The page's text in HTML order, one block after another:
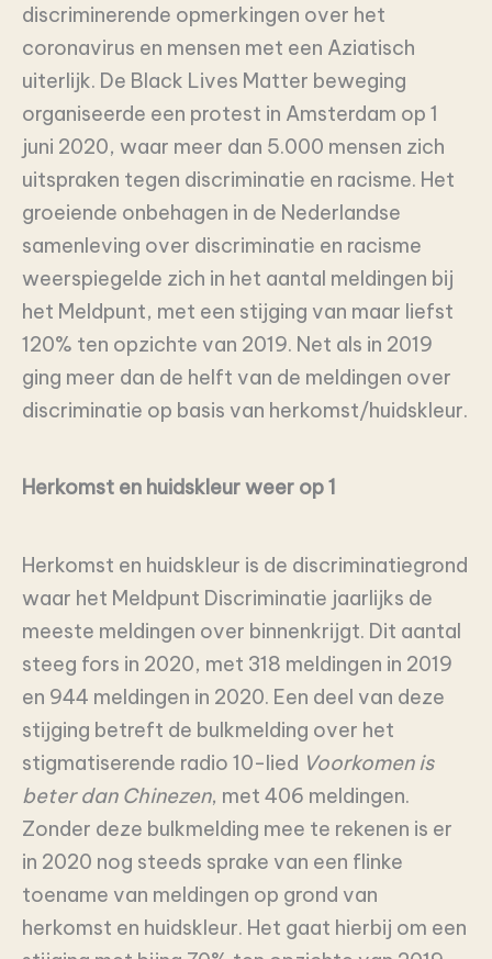
discriminerende opmerkingen over het
coronavirus en mensen met een Aziatisch
uiterlijk. De Black Lives Matter beweging
organiseerde een protest in Amsterdam op 1
juni 2020, waar meer dan 5.000 mensen zich
uitspraken tegen discriminatie en racisme. Het
groeiende onbehagen in de Nederlandse
samenleving over discriminatie en racisme
weerspiegelde zich in het aantal meldingen bij
het Meldpunt, met een stijging van maar liefst
120% ten opzichte van 2019. Net als in 2019
ging meer dan de helft van de meldingen over
discriminatie op basis van herkomst/huidskleur.
Herkomst en huidskleur weer op 1
Herkomst en huidskleur is de discriminatiegrond
waar het Meldpunt Discriminatie jaarlijks de
meeste meldingen over binnenkrijgt. Dit aantal
steeg fors in 2020, met 318 meldingen in 2019
en 944 meldingen in 2020. Een deel van deze
stijging betreft de bulkmelding over het
stigmatiserende radio 10-lied Voorkomen is
beter dan Chinezen, met 406 meldingen.
Zonder deze bulkmelding mee te rekenen is er
in 2020 nog steeds sprake van een flinke
toename van meldingen op grond van
herkomst en huidskleur. Het gaat hierbij om een